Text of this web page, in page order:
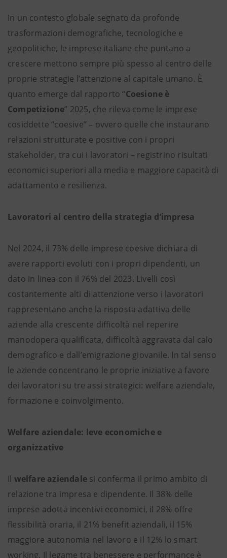
In un contesto globale segnato da profonde
trasformazioni demografiche, tecnologiche e
geopolitiche, le imprese italiane che puntano a
crescere mettono sempre più spesso al centro delle
proprie strategie l’attenzione al capitale umano. È
quanto emerge dal rapporto “Coesione è
Competizione” 2025, che rileva come le imprese
cosiddette “coesive” – ovvero quelle che instaurano
relazioni strutturate e positive con i propri
stakeholder, tra cui i lavoratori – registrino risultati
economici superiori alla media e maggiore capacità di
adattamento e resilienza.
Lavoratori al centro della strategia d’impresa
Nel 2024, il 73% delle imprese coesive dichiara di
avere rapporti evoluti con i propri dipendenti, un
dato in linea con il 76% del 2023. Livelli così
costantemente alti di attenzione verso i lavoratori
rappresentano anche la risposta adattiva delle
aziende alla crescente difficoltà nel reperire
manodopera qualificata, difficoltà aggravata dal calo
demografico e dall’emigrazione giovanile. In tal senso
le aziende concentrano le proprie iniziative a favore
dei lavoratori su tre assi strategici: welfare aziendale,
formazione e coinvolgimento.
Welfare aziendale: leve economiche e
organizzative
Il welfare aziendale si conferma il primo ambito di
relazione tra impresa e dipendente. Il 38% delle
imprese adotta incentivi economici, il 28% offre
flessibilità oraria, il 21% benefit aziendali, il 15%
maggiore autonomia nel lavoro e il 12% lo smart
working. Il legame tra benessere e performance è